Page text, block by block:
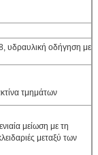
υδραυλική οδήγηση με
τμημάτων
μείωση με τη
μεταξύ των